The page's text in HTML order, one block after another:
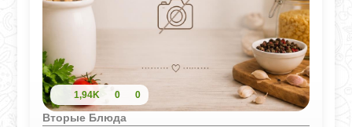
1,94K 0 0
Вторые Блюда